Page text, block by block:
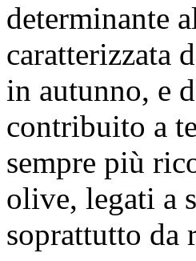
determinante
caratterizzata
in autunno, e
contribuito a
sempre più
olive, legati a
soprattutto da